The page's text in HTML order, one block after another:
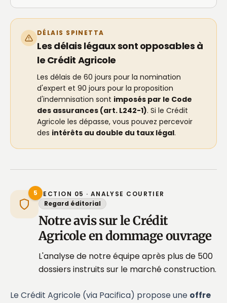
DÉLAIS SPINETTA
Les délais légaux sont opposables à
le Crédit Agricole
Les délais de 60 jours pour la nomination
d'expert et 90 jours pour la proposition
d'indemnisation sont imposés par le Code
des assurances (art. L242-1). Si le Crédit
Agricole les dépasse, vous pouvez percevoir
des intérêts au double du taux légal.
5 SECTION 05 · ANALYSE COURTIER
Regard éditorial
Notre avis sur le Crédit
Agricole en dommage ouvrage
L'analyse de notre équipe après plus de 500
dossiers instruits sur le marché construction.
Le Crédit Agricole (via Pacifica) propose une offre